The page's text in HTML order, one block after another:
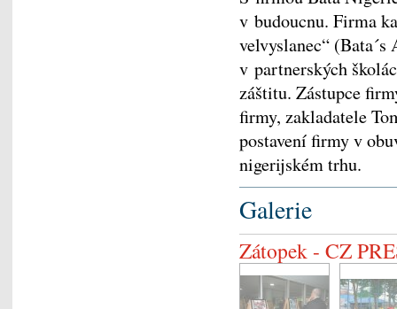
v budoucnu. Firma
velvyslanec“
v partnerských
záštitu. Zástupce
firmy, zakladatele
postavení firmy v
nigerijském trhu.
Galerie
Zátopek - CZ